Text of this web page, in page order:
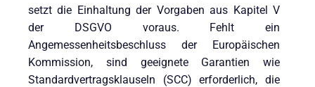
setzt die Einhaltung der Vorgaben aus Kapitel V
der DSGVO voraus. Fehlt ein
Angemessenheitsbeschluss der Europäischen
Kommission, sind geeignete Garantien wie
Standardvertragsklauseln (SCC) erforderlich, die